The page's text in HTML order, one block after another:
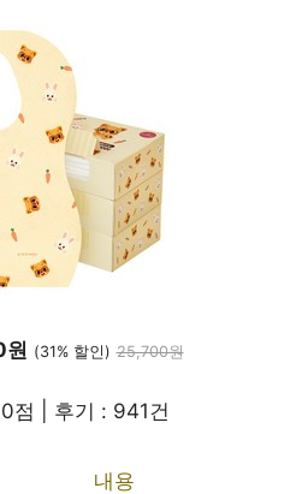
원 (31% 할인) 25,700원
점 | 후기 : 941건
내용